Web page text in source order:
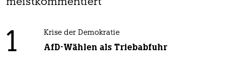
meistkommentiert
1 Krise der Demokratie
AfD-Wählen als Triebabfuhr